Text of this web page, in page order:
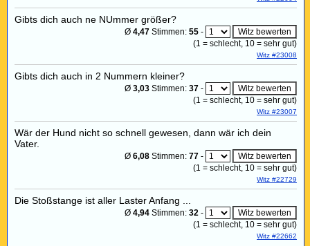
Gibts dich auch ne NUmmer größer?
Ø 4,47 Stimmen: 55 -
(1 = schlecht, 10 = sehr gut)
Witz #23008
Gibts dich auch in 2 Nummern kleiner?
Ø 3,03 Stimmen: 37 -
(1 = schlecht, 10 = sehr gut)
Witz #23007
Wär der Hund nicht so schnell gewesen, dann wär ich dein
Vater.
Ø 6,08 Stimmen: 77 -
(1 = schlecht, 10 = sehr gut)
Witz #22729
Die Stoßstange ist aller Laster Anfang ...
Ø 4,94 Stimmen: 32 -
(1 = schlecht, 10 = sehr gut)
Witz #22662